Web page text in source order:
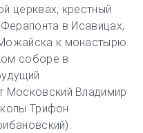
церквах, крестный
в Исавицах,
к монастырю.
соборе в
Московский Владимир
Трифон